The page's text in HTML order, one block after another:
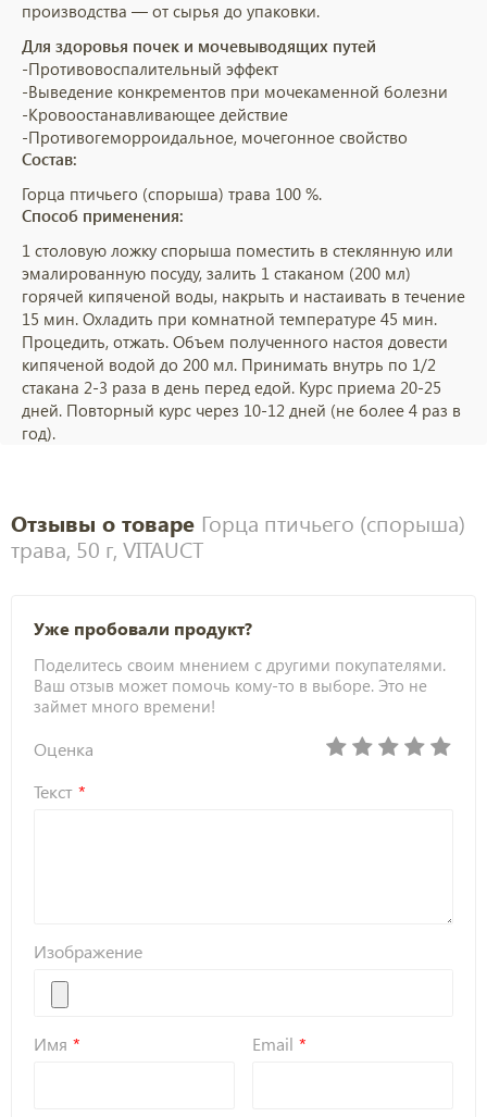
производства — от сырья до упаковки.
Для здоровья почек и мочевыводящих путей
-Противовоспалительный эффект
-Выведение конкрементов при мочекаменной болезни
-Кровоостанавливающее действие
-Противогеморроидальное, мочегонное свойство
Состав:
Горца птичьего (спорыша) трава 100 %.
Способ применения:
1 столовую ложку спорыша поместить в стеклянную или
эмалированную посуду, залить 1 стаканом (200 мл)
горячей кипяченой воды, накрыть и настаивать в течение
15 мин. Охладить при комнатной температуре 45 мин.
Процедить, отжать. Объем полученного настоя довести
кипяченой водой до 200 мл. Принимать внутрь по 1/2
стакана 2-3 раза в день перед едой. Курс приема 20-25
дней. Повторный курс через 10-12 дней (не более 4 раз в
год).
Отзывы о товаре Горца птичьего (спорыша)
трава, 50 г, VITAUCT
Уже пробовали продукт?
Поделитесь своим мнением с другими покупателями.
Ваш отзыв может помочь кому-то в выборе. Это не
займет много времени!
Оценка
Текст
Изображение
Имя Email